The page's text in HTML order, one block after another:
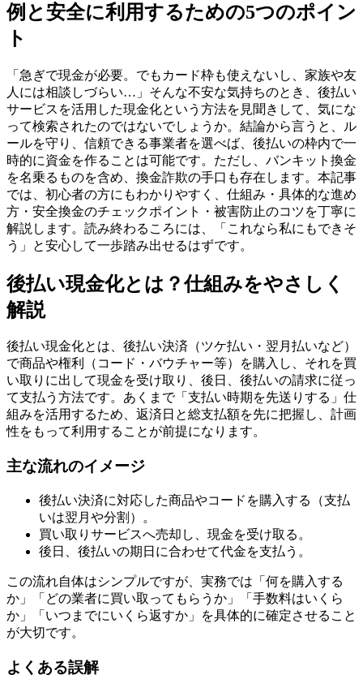
例と安全に利用するための5つのポイン
ト
「急ぎで現金が必要。でもカード枠も使えないし、家族や友
人には相談しづらい…」そんな不安な気持ちのとき、後払い
サービスを活用した現金化という方法を見聞きして、気にな
って検索されたのではないでしょうか。結論から言うと、ル
ールを守り、信頼できる事業者を選べば、後払いの枠内で一
時的に資金を作ることは可能です。ただし、バンキット換金
を名乗るものを含め、換金詐欺の手口も存在します。本記事
では、初心者の方にもわかりやすく、仕組み・具体的な進め
方・安全換金のチェックポイント・被害防止のコツを丁寧に
解説します。読み終わるころには、「これなら私にもできそ
う」と安心して一歩踏み出せるはずです。
後払い現金化とは？仕組みをやさしく
解説
後払い現金化とは、後払い決済（ツケ払い・翌月払いなど）
で商品や権利（コード・バウチャー等）を購入し、それを買
い取りに出して現金を受け取り、後日、後払いの請求に従っ
て支払う方法です。あくまで「支払い時期を先送りする」仕
組みを活用するため、返済日と総支払額を先に把握し、計画
性をもって利用することが前提になります。
主な流れのイメージ
後払い決済に対応した商品やコードを購入する（支払
いは翌月や分割）。
買い取りサービスへ売却し、現金を受け取る。
後日、後払いの期日に合わせて代金を支払う。
この流れ自体はシンプルですが、実務では「何を購入する
か」「どの業者に買い取ってもらうか」「手数料はいくら
か」「いつまでにいくら返すか」を具体的に確定させること
が大切です。
よくある誤解